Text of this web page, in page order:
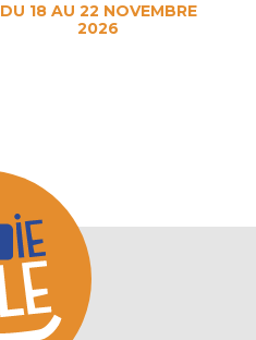
DU 18 AU 22 NOVEMBRE
2026